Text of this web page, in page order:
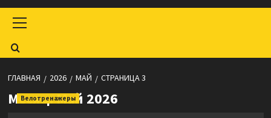
меню
ГЛАВНАЯ 2026 МАЙ СТРАНИЦА 3
Месяц:Май 2026
Велотренажеры